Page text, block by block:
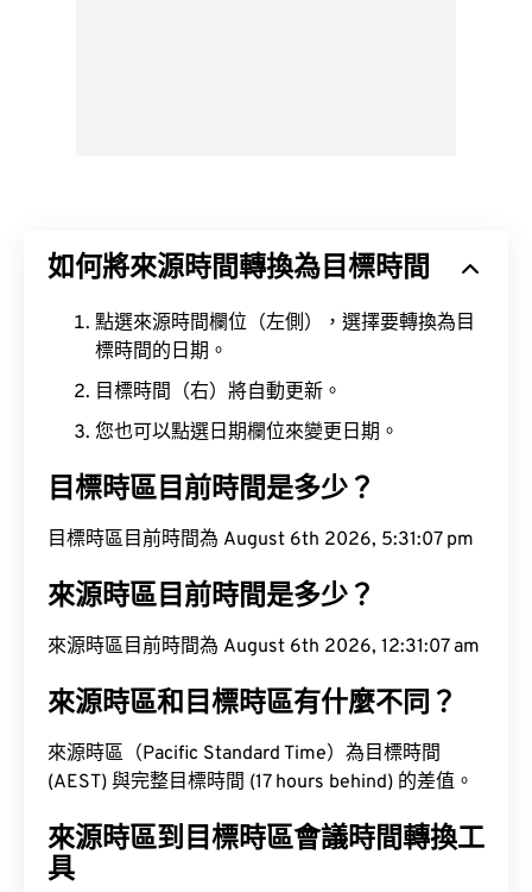
如何將來源時間轉換為目標時間
點選來源時間欄位（左側），選擇要轉換為目
標時間的日期。
目標時間（右）將自動更新。
您也可以點選日期欄位來變更日期。
目標時區目前時間是多少？
目標時區目前時間為 August 6th 2026, 5:31:08 pm
來源時區目前時間是多少？
來源時區目前時間為 August 6th 2026, 12:31:08 am
來源時區和目標時區有什麼不同？
來源時區（Pacific Standard Time）為目標時間
(AEST) 與完整目標時間 (17 hours behind) 的差值。
來源時區到目標時區會議時間轉換工
具